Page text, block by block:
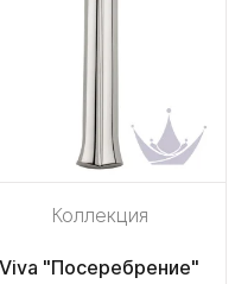
Коллекция
Viva "Посеребрение"